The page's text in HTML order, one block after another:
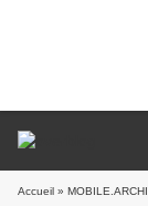
Accueil »